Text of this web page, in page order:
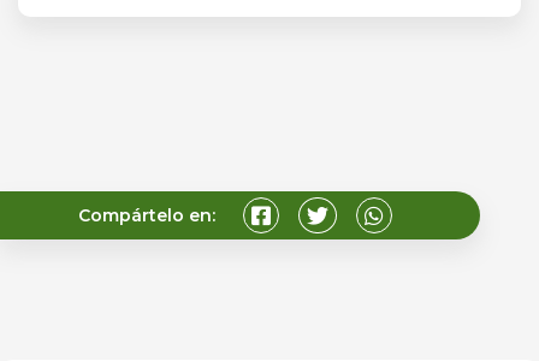
Compártelo en: